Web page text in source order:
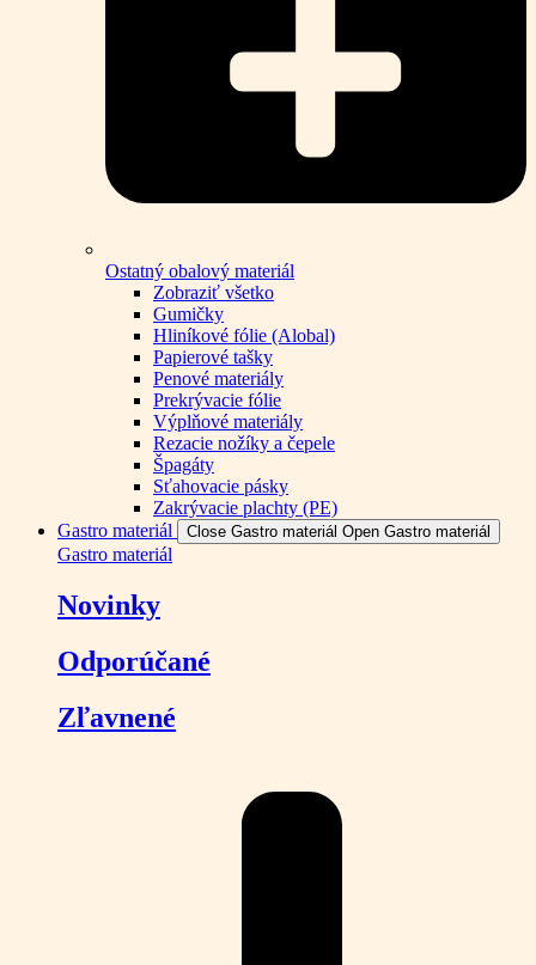
Ostatný obalový materiál
Zobraziť všetko
Gumičky
Hliníkové fólie (Alobal)
Papierové tašky
Penové materiály
Prekrývacie fólie
Výplňové materiály
Rezacie nožíky a čepele
Špagáty
Sťahovacie pásky
Zakrývacie plachty (PE)
Gastro materiál
Close Gastro materiál Open Gastro materiál
Gastro materiál
Novinky
Odporúčané
Zľavnené